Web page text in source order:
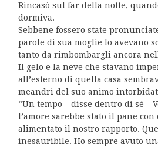
Rincasò sul far della notte,
dormiva.
Sebbene fossero state
parole di sua moglie lo avevano
tanto da rimbombargli ancora
Il gelo e la neve che stavano
all’esterno di quella casa
meandri del suo animo
“Un tempo – disse dentro di sé –
l’amore sarebbe stato il pane con
alimentato il nostro rapporto.
inesauribile. Ho sempre avuto